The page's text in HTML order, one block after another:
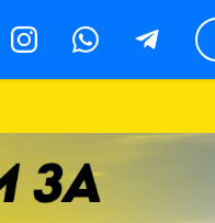
InstagramWhatsappTelegram